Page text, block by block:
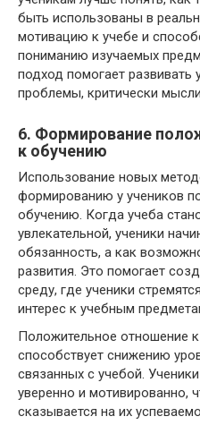
быть использованы в
мотивацию к учебе и
пониманию изучаемых
подход помогает развивать
проблемы, критически
6. Формирование
к обучению
Использование новых
формированию у учеников
обучению. Когда учеба
увлекательной, ученики
обязанность, а как
развития. Это помогает
среду, где ученики
интерес к учебным
Положительное отношение
способствует снижению
связанных с учебой.
уверенно и мотивированно,
сказывается на их